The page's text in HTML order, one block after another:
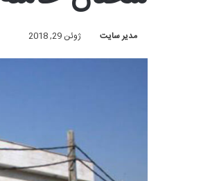
مدیر سایت ژوئن 29, 2018